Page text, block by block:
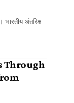
अंतरिक्ष
Through